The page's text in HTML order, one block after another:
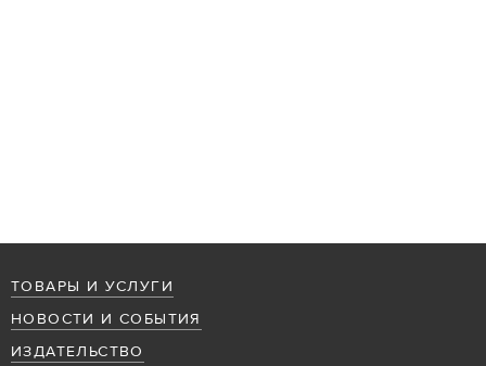
ТОВАРЫ И УСЛУГИ
НОВОСТИ И СОБЫТИЯ
ИЗДАТЕЛЬСТВО